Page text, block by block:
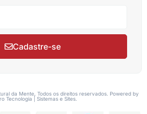
Cadastre-se
da Mente, Todos os direitos reservados. Powered by
Tecnologia | Sistemas e Sites.